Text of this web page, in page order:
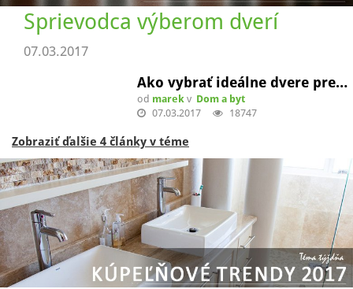
Sprievodca výberom dverí
07.03.2017
Ako vybrať ideálne dvere pre…
od marek v Dom a byt
07.03.2017
18747
Zobraziť ďalšie 4 články v téme